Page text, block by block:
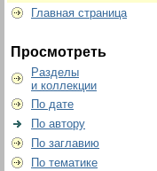
Главная страница
Просмотреть
Разделы
и коллекции
По дате
По автору
По заглавию
По тематике